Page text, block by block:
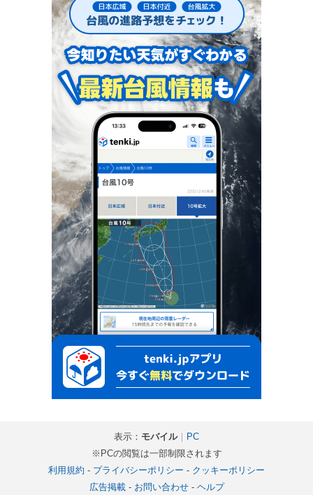
表示： モバイル｜ PC
※PCの閲覧は一部制限されます
利用規約 - プライバシーポリシー - クッキーポリシー
広告掲載- お問い合わせ- ヘルプ